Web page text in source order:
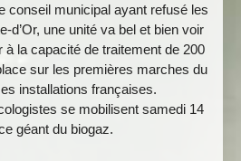
conseil municipal ayant refusé les
d’Or, une unité va bel et bien voir
à la capacité de traitement de 200
sur les premières marches du
installations françaises.
se mobilisent samedi 14
géant du biogaz.